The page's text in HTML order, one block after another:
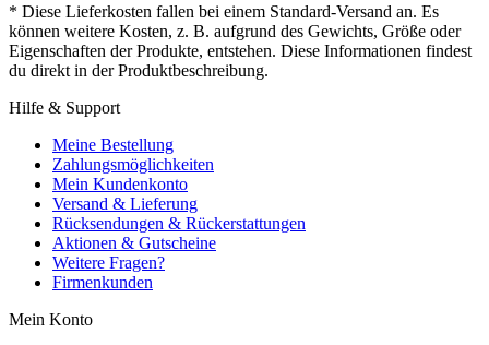
* Diese Lieferkosten fallen bei einem Standard-Versand an. Es
können weitere Kosten, z. B. aufgrund des Gewichts, Größe oder
Eigenschaften der Produkte, entstehen. Diese Informationen findest
du direkt in der Produktbeschreibung.
Hilfe & Support
Meine Bestellung
Zahlungsmöglichkeiten
Mein Kundenkonto
Versand & Lieferung
Rücksendungen & Rückerstattungen
Aktionen & Gutscheine
Weitere Fragen?
Firmenkunden
Mein Konto